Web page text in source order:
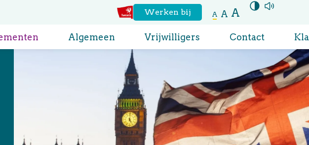
website
regio
Twente
Werken bij A A A Hoog contrast
aanzetten
Algemeen Vrijwilligers Contact